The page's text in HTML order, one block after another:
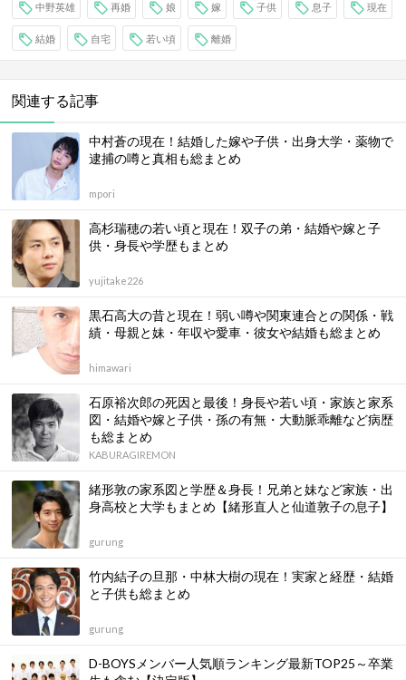
中野英雄 再婚 娘 嫁 子供 息子 現在
結婚 自宅 若い頃 離婚
関連する記事
中村蒼の現在！結婚した嫁や子供・出身大学・薬物で
逮捕の噂と真相も総まとめ
mpori
高杉瑞穂の若い頃と現在！双子の弟・結婚や嫁と子
供・身長や学歴もまとめ
yujitake226
黒石高大の昔と現在！弱い噂や関東連合との関係・戦
績・母親と妹・年収や愛車・彼女や結婚も総まとめ
himawari
石原裕次郎の死因と最後！身長や若い頃・家族と家系
図・結婚や嫁と子供・孫の有無・大動脈乖離など病歴
も総まとめ
KABURAGIREMON
緒形敦の家系図と学歴＆身長！兄弟と妹など家族・出
身高校と大学もまとめ【緒形直人と仙道敦子の息子】
gurung
竹内結子の旦那・中林大樹の現在！実家と経歴・結婚
と子供も総まとめ
gurung
D-BOYSメンバー人気順ランキング最新TOP25～卒業